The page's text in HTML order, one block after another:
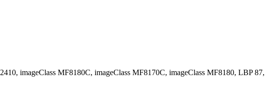
imageClass MF8180C, imageClass MF8170C, imageClass MF8180, LBP 87,